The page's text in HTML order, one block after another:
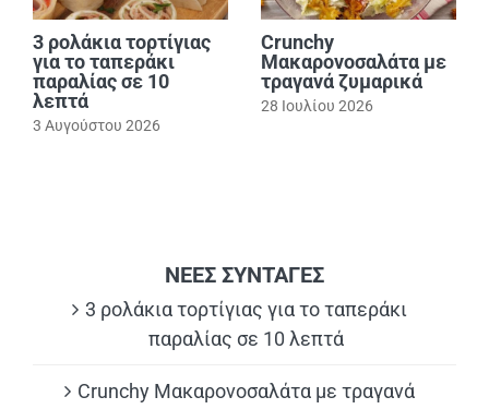
3 ρολάκια τορτίγιας
για το ταπεράκι
παραλίας σε 10
λεπτά
3 Αυγούστου 2026
Crunchy
Μακαρονοσαλάτα με
τραγανά ζυμαρικά
28 Ιουλίου 2026
ΝΕΕΣ ΣΥΝΤΑΓΕΣ
3 ρολάκια τορτίγιας για το ταπεράκι
παραλίας σε 10 λεπτά
Crunchy Μακαρονοσαλάτα με τραγανά